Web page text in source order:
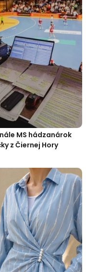
MS hádzanárok
z Čiernej Hory